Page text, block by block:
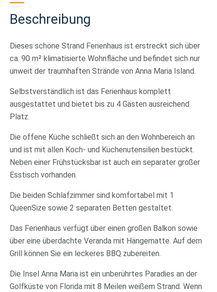
Beschreibung
Dieses schöne Strand Ferienhaus ist erstreckt sich über
ca. 90 m² klimatisierte Wohnfläche und befindet sich nur
unweit der traumhaften Strände von Anna Maria Island.
Selbstverständlich ist das Ferienhaus komplett
ausgestattet und bietet bis zu 4 Gästen ausreichend
Platz.
Die offene Küche schließt sich an den Wohnbereich an
und ist mit allen Koch- und Küchenutensilien bestückt.
Neben einer Frühstücksbar ist auch ein separater großer
Esstisch vorhanden.
Die beiden Schlafzimmer sind komfortabel mit 1
QueenSize sowie 2 separaten Betten gestaltet.
Das Ferienhaus verfügt über einen großen Balkon sowie
über eine überdachte Veranda mit Hängematte. Auf dem
Grill können Sie ein leckeres BBQ zubereiten.
Die Insel Anna Maria ist ein unberührtes Paradies an der
Golfküste von Florida mit 8 Meilen weißem Strand. Wenn